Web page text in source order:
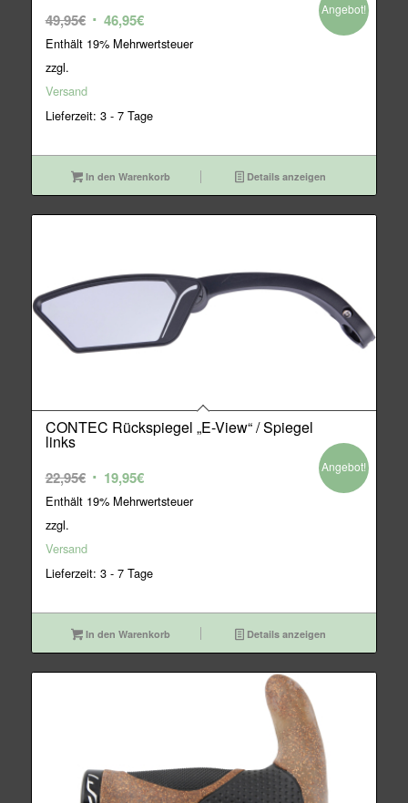
49,95€ Ursprünglicher
Preis
46,95€Aktueller
Preis
Enthält 19% Mehrwertsteuer
zzgl.
Versand
Lieferzeit: 3 - 7 Tage
Angebot!
In den Warenkorb Details anzeigen
CONTEC Rückspiegel „E-View“ / Spiegel
links
22,95€ Ursprünglicher
Preis
19,95€Aktueller
Preis
Enthält 19% Mehrwertsteuer
zzgl.
Versand
Lieferzeit: 3 - 7 Tage
Angebot!
In den Warenkorb Details anzeigen